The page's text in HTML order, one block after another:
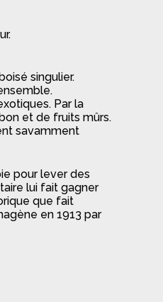
singulier.
Par la
et de fruits mûrs.
savamment
pour lever des
lui fait gagner
que fait
en 1913 par